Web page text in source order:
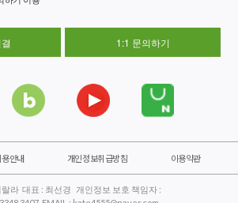
1:1 문의하기
용안내 개인정보취급방침 이용약관
랄라 대표 : 최선경 개인정보 보호 책임자 :